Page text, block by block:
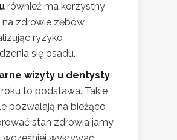
również ma korzystny
na zdrowie zębów,
ryzyko
się osadu.
wizyty u dentysty
to podstawa. Takie
pozwalają na bieżąco
stan zdrowia jamy